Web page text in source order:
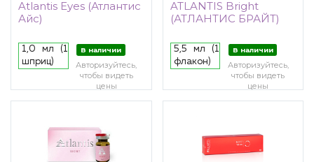
Atlantis Eyes (Атлантис
Айс)
1,0 мл (1
шприц)
В наличии
Авторизуйтесь,
чтобы видеть
цены
ATLANTIS Bright
(АТЛАНТИС БРАЙТ)
5,5 мл (1
флакон)
В наличии
Авторизуйтесь,
чтобы видеть
цены